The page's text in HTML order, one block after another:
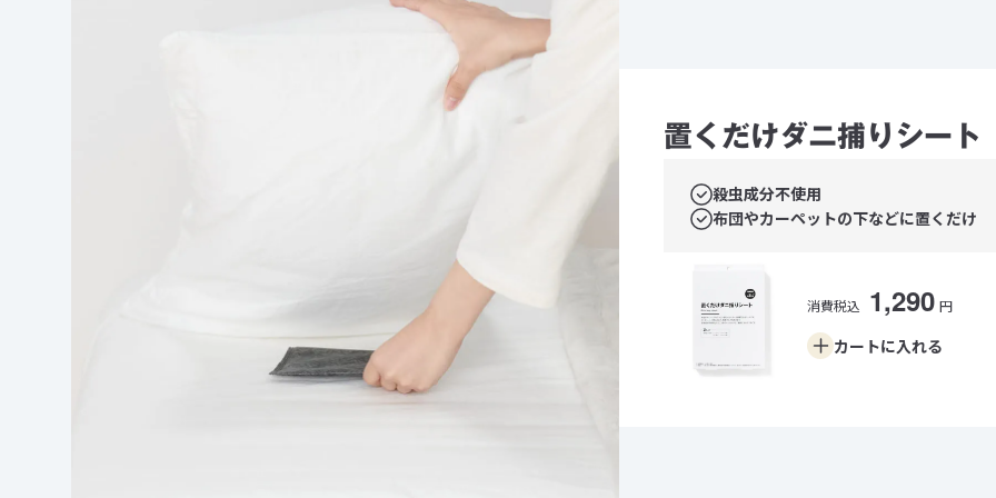
置くだけダニ捕りシー
殺虫成分不使用
布団やカーペットの下などに置くだけ
消費税込 1,290 円
カートに入れる